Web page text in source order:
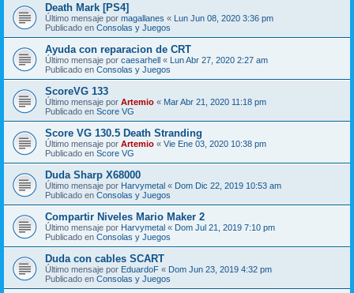
Death Mark [PS4]
Último mensaje por magallanes « Lun Jun 08, 2020 3:36 pm
Publicado en Consolas y Juegos
Ayuda con reparacion de CRT
Último mensaje por caesarhell « Lun Abr 27, 2020 2:27 am
Publicado en Consolas y Juegos
ScoreVG 133
Último mensaje por Artemio « Mar Abr 21, 2020 11:18 pm
Publicado en Score VG
Score VG 130.5 Death Stranding
Último mensaje por Artemio « Vie Ene 03, 2020 10:38 pm
Publicado en Score VG
Duda Sharp X68000
Último mensaje por Harvymetal « Dom Dic 22, 2019 10:53 am
Publicado en Consolas y Juegos
Compartir Niveles Mario Maker 2
Último mensaje por Harvymetal « Dom Jul 21, 2019 7:10 pm
Publicado en Consolas y Juegos
Duda con cables SCART
Último mensaje por EduardoF « Dom Jun 23, 2019 4:32 pm
Publicado en Consolas y Juegos